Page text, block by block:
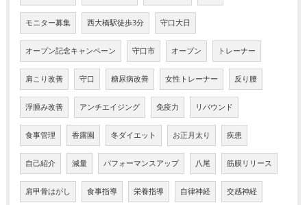
モニター募集 西大橋駅徒歩3分 守口大日
オープン記念キャンペーン 守口市 オープン トレーナー
肩こり改善 守口 糖尿病改善 女性トレーナー 反り腰
浮腫み改善 アンチエイジング 免疫力 リバウンド
食事管理 香露園 冬ダイエット お正月太り 疾患
自己紹介 減量 パフォーマンスアップ 八尾 筋膜リリース
肩甲骨はがし 食事指導 栄養指導 自律神経 交感神経